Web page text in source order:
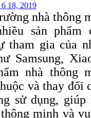
18, 2019
nhà thông
sản phẩm
tham gia của
Samsung,
nhà thông
và thay đổi
sử dụng, giúp
minh và